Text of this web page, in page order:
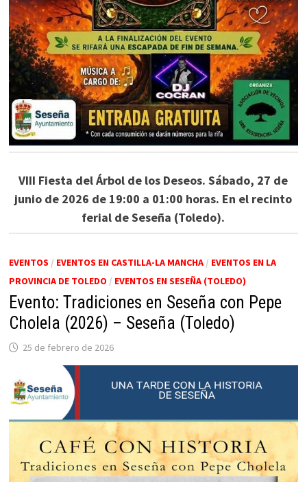
VIII Fiesta del Árbol de los Deseos. Sábado, 27 de
junio de 2026 de 19:00 a 01:00 horas. En el recinto
ferial de Seseña (Toledo).
EVENTOS / EVENTOS EN CASTILLA-LA MANCHA/ EVENTOS EN LA
PROVINCIA DE TOLEDO / EVENTOS EN SESEÑA (TOLEDO)
Evento: Tradiciones en Seseña con Pepe
Cholela (2026) – Seseña (Toledo)
25 de febrero de 2026